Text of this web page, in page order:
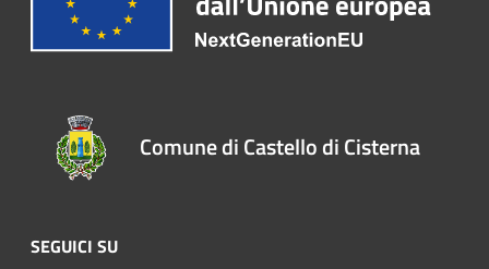
Comune di Castello di Cisterna
SEGUICI SU